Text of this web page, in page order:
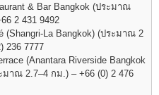
& Bar Bangkok (ประมาณ
2 431 9492
(Shangri-La Bangkok) (ประมาณ 2
236 7777
(Anantara Riverside Bangkok
มาณ 2.7–4 กม.) – +66 (0) 2 476